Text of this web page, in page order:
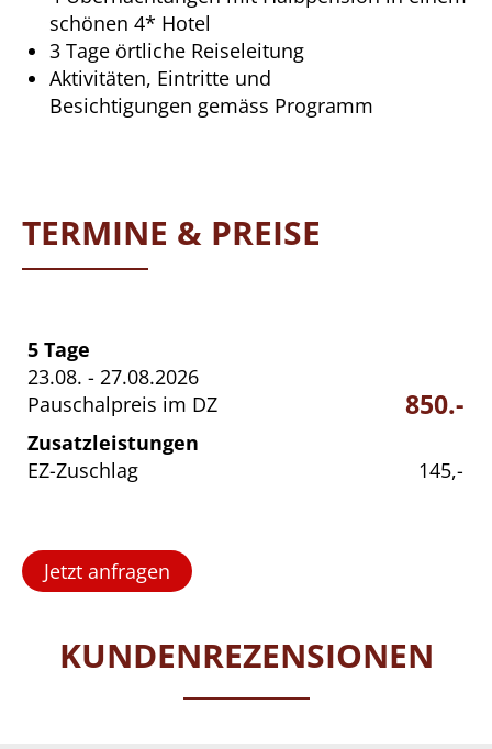
schönen 4* Hotel
3 Tage örtliche Reiseleitung
Aktivitäten, Eintritte und
Besichtigungen gemäss Programm
TERMINE & PREISE
5 Tage
23.08. - 27.08.2026
Pauschalpreis im DZ
850.-
Zusatzleistungen
EZ-Zuschlag
145,-
Jetzt anfragen
KUNDENREZENSIONEN